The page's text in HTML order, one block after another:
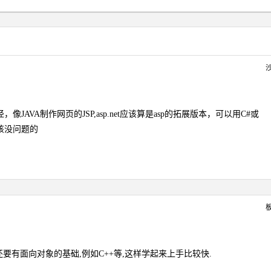
像JAVA制作网页的JSP,asp.net应该算是asp的拓展版本，可以用C#或
没问题的
有面向对象的基础,例如C++等,这样学起来上手比较快.